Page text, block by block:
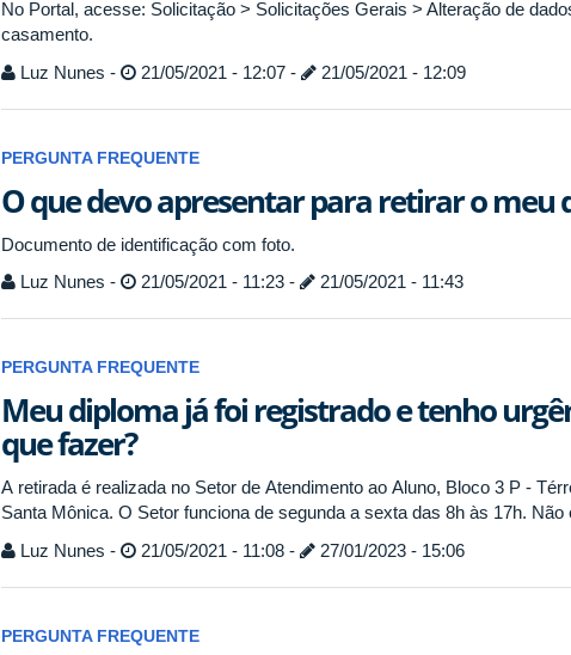
No Portal, acesse: Solicitação > Solicitações Gerais > Alteração de
casamento.
Luz Nunes -
21/05/2021 - 12:07 - 21/05/2021 - 12:09
PERGUNTA FREQUENTE
O que devo apresentar para retirar o meu
Documento de identificação com foto.
Luz Nunes -
21/05/2021 - 11:23 - 21/05/2021 - 11:43
PERGUNTA FREQUENTE
Meu diploma já foi registrado e tenho
que fazer?
A retirada é realizada no Setor de Atendimento ao Aluno, Bloco 3 P -
Santa Mônica. O Setor funciona de segunda a sexta das 8h às 17h.
Luz Nunes -
21/05/2021 - 11:08 - 27/01/2023 - 15:06
PERGUNTA FREQUENTE